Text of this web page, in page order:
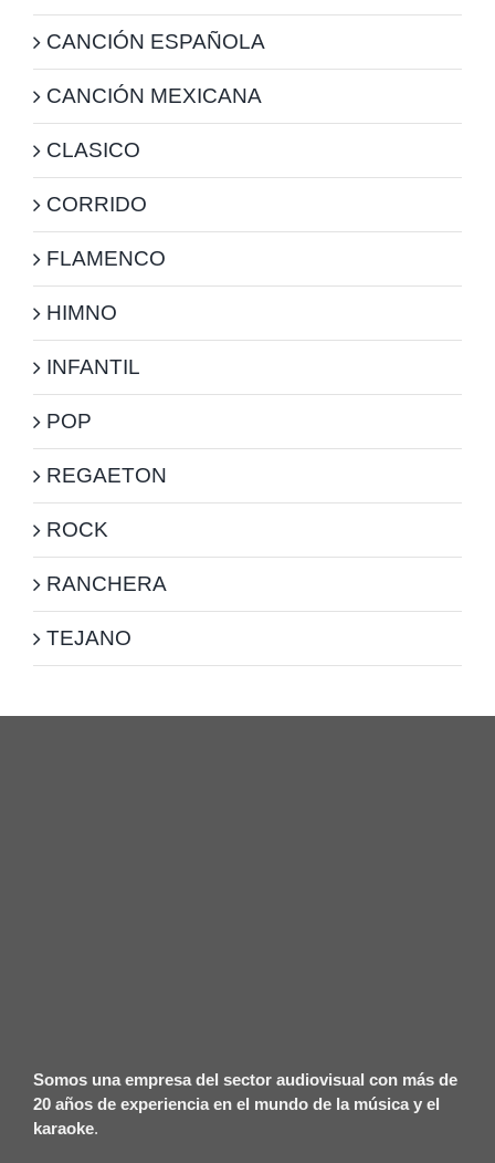
CANCIÓN ESPAÑOLA
CANCIÓN MEXICANA
CLASICO
CORRIDO
FLAMENCO
HIMNO
INFANTIL
POP
REGAETON
ROCK
RANCHERA
TEJANO
Somos una empresa del sector audiovisual con más de
20 años de experiencia en el mundo de la música y el
karaoke.